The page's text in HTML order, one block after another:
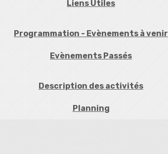
Liens Utiles
Programmation - Evènements à venir
Evènements Passés
Description des activités
Planning